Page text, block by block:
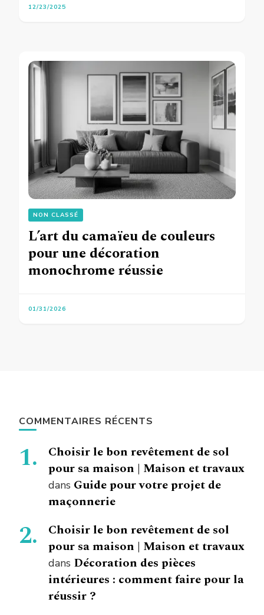
12/23/2025
NON CLASSÉ
L’art du camaïeu de couleurs
pour une décoration
monochrome réussie
01/31/2026
COMMENTAIRES RÉCENTS
Choisir le bon revêtement de sol
pour sa maison | Maison et travaux
dans Guide pour votre projet de
maçonnerie
Choisir le bon revêtement de sol
pour sa maison | Maison et travaux
dans Décoration des pièces
intérieures : comment faire pour la
réussir ?